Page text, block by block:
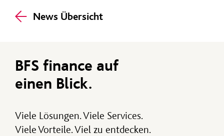
News Übersicht
BFS finance auf
einen Blick.
Viele Lösungen. Viele Services.
Viele Vorteile. Viel zu entdecken.